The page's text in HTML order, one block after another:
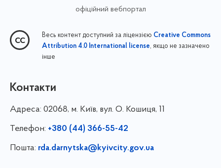
офіційний вебпортал
Весь контент доступний за ліцензією Creative Commons
Attribution 4.0 International license, якщо не зазначено
інше
Контакти
Адреса: 02068, м. Київ, вул. О. Кошиця, 11
Телефон: +380 (44) 366-55-42
Пошта: rda.darnytska@kyivcity.gov.ua